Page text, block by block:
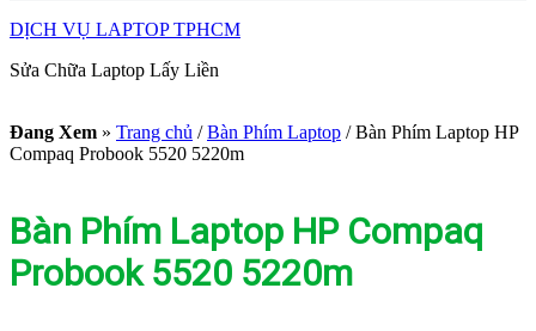
DỊCH VỤ LAPTOP TPHCM
Sửa Chữa Laptop Lấy Liền
Đang Xem » Trang chủ / Bàn Phím Laptop /Bàn Phím Laptop HP
Compaq Probook 5520 5220m
Bàn Phím Laptop HP Compaq
Probook 5520 5220m